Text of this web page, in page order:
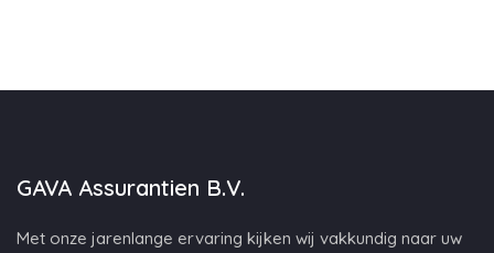
GAVA Assurantien B.V.
Met onze jarenlange ervaring kijken wij vakkundig naar uw